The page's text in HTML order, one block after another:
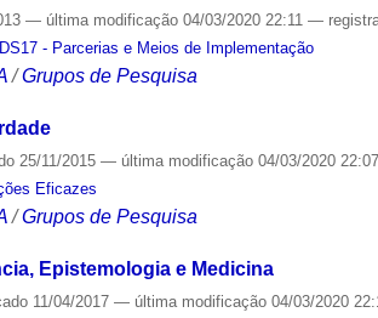
— última modificação 04/03/2020 22:11—
- Parcerias e Meios de Implementação
/Grupos de Pesquisa
25/11/2015— última modificação 04/03/2020
Eficazes
/Grupos de Pesquisa
Epistemologia e Medicina
11/04/2017— última modificação 04/03/2020